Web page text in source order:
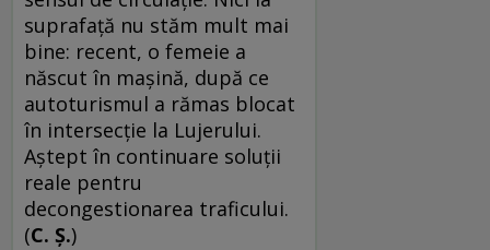
suprafaţă nu stăm mult mai
bine: recent, o femeie a
născut în maşină, după ce
autoturismul a rămas blocat
în intersecţie la Lujerului.
Aştept în continuare soluţii
reale pentru
decongestionarea traficului.
(C. Ş.)